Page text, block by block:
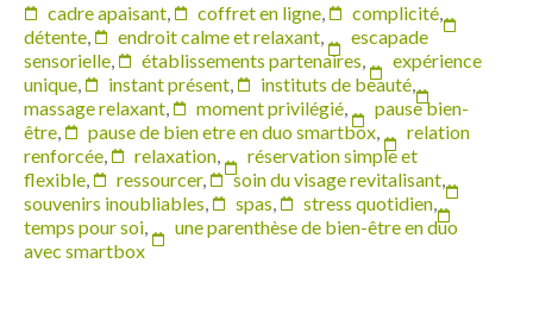
cadre apaisant, coffret en ligne, complicité,
détente, endroit calme et relaxant,
escapade
sensorielle, établissements partenaires,
expérience
unique, instant présent, instituts de beauté,
massage relaxant, moment privilégié,
pause bien-
être, pause de bien etre en duo smartbox,
relation
renforcée, relaxation,
réservation simple et
flexible, ressourcer, soin du visage revitalisant,
souvenirs inoubliables, spas, stress quotidien,
temps pour soi,
une parenthèse de bien-être en duo
avec smartbox